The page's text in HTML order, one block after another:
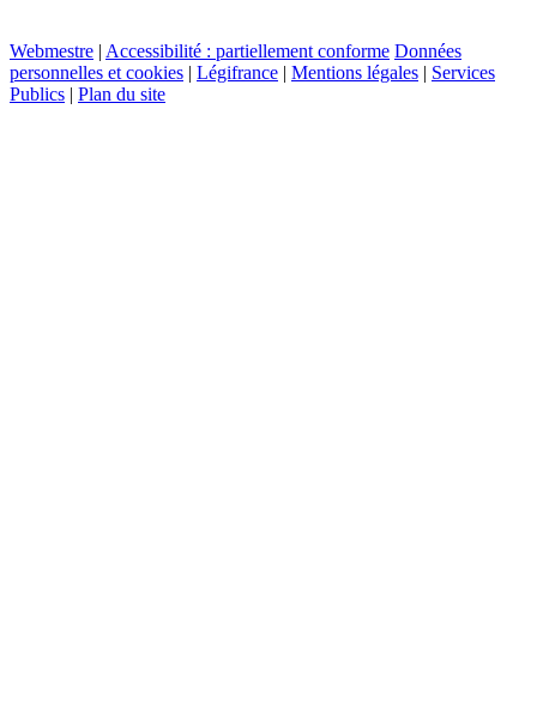
Webmestre | Accessibilité : partiellement conforme Données
personnelles et cookies | Légifrance | Mentions légales | Services
Publics | Plan du site